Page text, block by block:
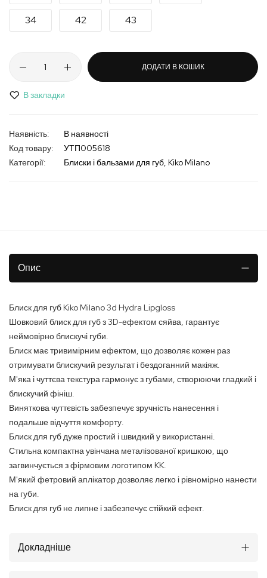
34 42 43
ДОДАТИ В КОШИК
В закладки
В наявності
Код товару
УТП005618
Категорії:
Блиски і бальзами для губ Kiko Milano
Опис
Блиск для губ Kiko Milano 3d Hydra Lipgloss
Шовковий блиск для губ з 3D-ефектом сяйва, гарантує
неймовірно блискучі губи.
Блиск має тривимірним ефектом, що дозволяє кожен раз
отримувати блискучий результат і бездоганний макіяж.
М'яка і чуттєва текстура гармонує з губами, створюючи гладкий і
блискучий фініш.
Виняткова чуттєвість забезпечує зручність нанесення і
подальше відчуття комфорту.
Блиск для губ дуже простий і швидкий у використанні.
Стильна компактна увінчана металізованої кришкою, що
загвинчується з фірмовим логотипом KK.
М'який фетровий аплікатор дозволяє легко і рівномірно нанести
на губи.
Блиск для губ не липне і забезпечує стійкий ефект.
Докладніше